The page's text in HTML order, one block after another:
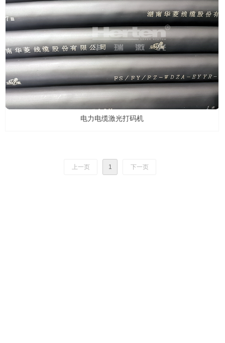
电力电缆激光打码机
上一页 1 下一页